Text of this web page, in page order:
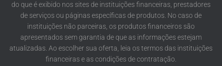
do que é exibido nos sites de instituições financeiras, prestadores
de serviços ou páginas específicas de produtos. No caso de
instituições não parceiras, os produtos financeiros são
apresentados sem garantia de que as informações estejam
atualizadas. Ao escolher sua oferta, leia os termos das instituições
financeiras e as condições de contratação.